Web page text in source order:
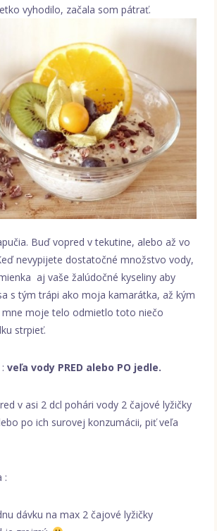
vyhodilo, začala som pátrať.
Buď vopred v tekutine, alebo až vo
nevypijete dostatočné množstvo vody,
aj vaše žalúdočné kyseliny aby
s tým trápi ako moja kamarátka, až kým
mne moje telo odmietlo toto niečo
strpieť.
:veľa vody PRED alebo PO jedle.
v asi 2 dcl pohári vody 2 čajové lyžičky
po ich surovej konzumácii, piť veľa
:
dávku na max 2 čajové lyžičky